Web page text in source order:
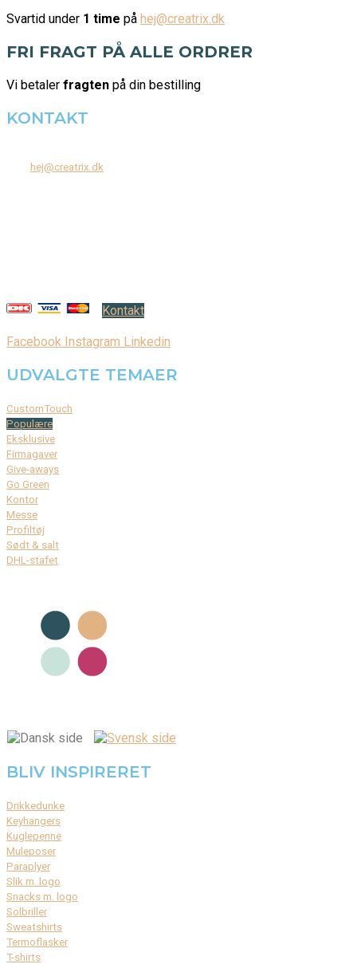
Svartid under 1 time på hej@creatrix.dk
FRI FRAGT PÅ ALLE ORDRER
Vi betaler fragten på din bestilling
KONTAKT
hej@creatrix.dk
Kontakt
Facebook Instagram Linkedin
UDVALGTE TEMAER
CustomTouch
Populære
Eksklusive
Firmagaver
Give-aways
Go Green
Kontor
Messe
Profiltøj
Sødt & salt
DHL-stafet
BLIV INSPIRERET
Drikkedunke
Keyhangers
Kuglepenne
Muleposer
Paraplyer
Slik m. logo
Snacks m. logo
Solbriller
Sweatshirts
Termoflasker
T-shirts